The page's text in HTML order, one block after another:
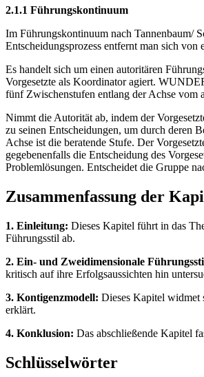
2.1.1 Führungskontinuum
Im Führungskontinuum nach Tannenbaum/
Entscheidungsprozess entfernt man sich
Es handelt sich um einen autoritären
Vorgesetzte als Koordinator agiert.
fünf Zwischenstufen entlang der Achse vom
Nimmt die Autorität ab, indem der
zu seinen Entscheidungen, um durch deren
Achse ist die beratende Stufe. Der
gegebenenfalls die Entscheidung des
Problemlösungen. Entscheidet die Gruppe
Zusammenfassung der
1. Einleitung: Dieses Kapitel führt in das
Führungsstil ab.
2. Ein- und Zweidimensionale
kritisch auf ihre Erfolgsaussichten hin
3. Kontigenzmodell: Dieses Kapitel widmet
erklärt.
4. Konklusion: Das abschließende Kapitel
Schlüsselwörter